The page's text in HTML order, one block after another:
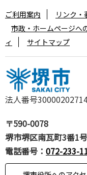
法人番号
〒590-0078
堺市堺区南瓦町3番1号
電話番号： 072-233-
ご利用案内 リンク
市政・ホームページへ
ィ
サイトマップ